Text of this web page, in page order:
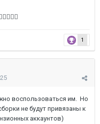
1
воспользоваться им. Но
не будут привязаны к
аккаунтов)